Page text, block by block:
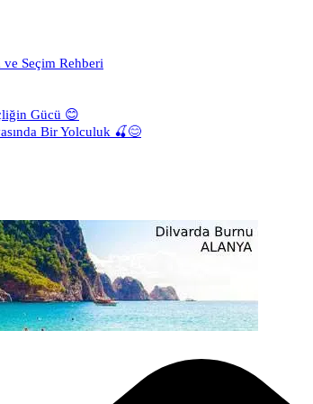
Seçim Rehberi
Gücü 😊
Bir Yolculuk 🍒😊